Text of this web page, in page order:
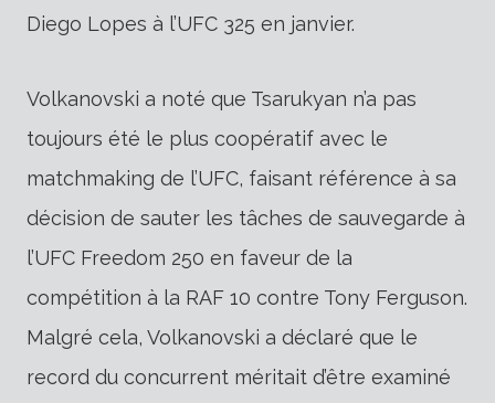
Diego Lopes à l’UFC 325 en janvier.
Volkanovski a noté que Tsarukyan n’a pas
toujours été le plus coopératif avec le
matchmaking de l’UFC, faisant référence à sa
décision de sauter les tâches de sauvegarde à
l’UFC Freedom 250 en faveur de la
compétition à la RAF 10 contre Tony Ferguson.
Malgré cela, Volkanovski a déclaré que le
record du concurrent méritait d’être examiné